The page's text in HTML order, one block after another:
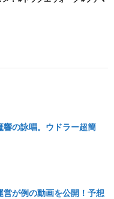
響の詠唱。ウドラー超簡
営が例の動画を公開！予想